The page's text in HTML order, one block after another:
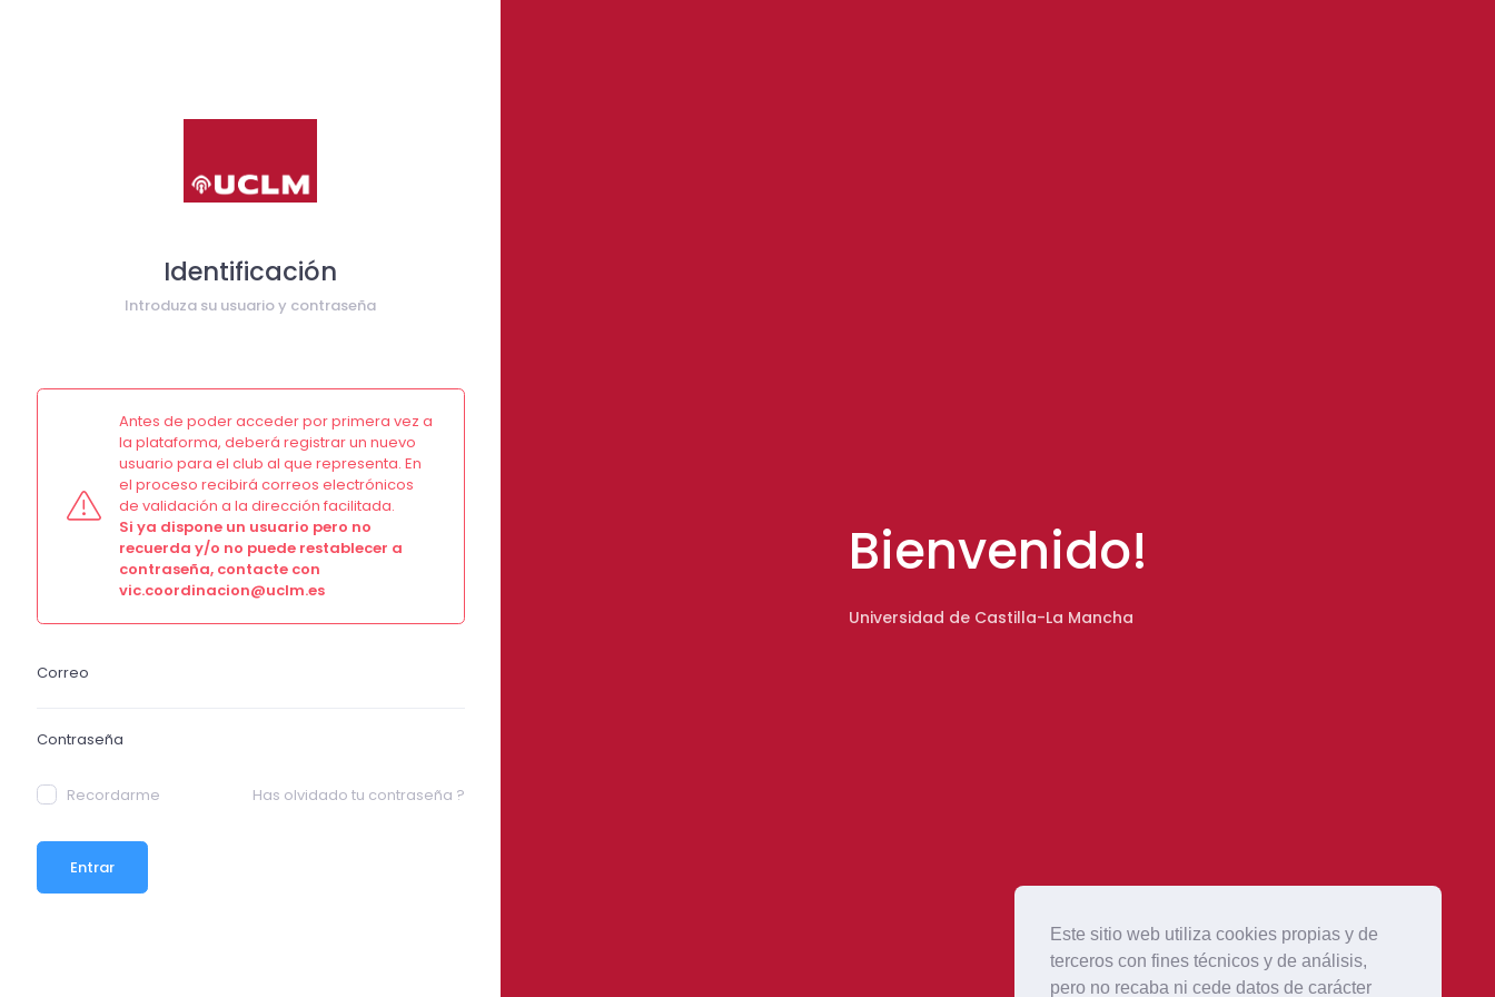
Identificación
Introduza su usuario y contraseña
Antes de poder acceder por primera vez a
la plataforma, deberá registrar un nuevo
usuario para el club al que representa. En
el proceso recibirá correos electrónicos
de validación a la dirección facilitada.
Si ya dispone un usuario pero no
recuerda y/o no puede restablecer a
contraseña, contacte con
vic.coordinacion@uclm.es
Recordarme Has olvidado tu contraseña ?
Entrar
Bienvenido!
Universidad de Castilla-La Mancha
Este sitio web utiliza cookies propias y de
terceros con fines técnicos y de análisis,
pero no recaba ni cede datos de carácter